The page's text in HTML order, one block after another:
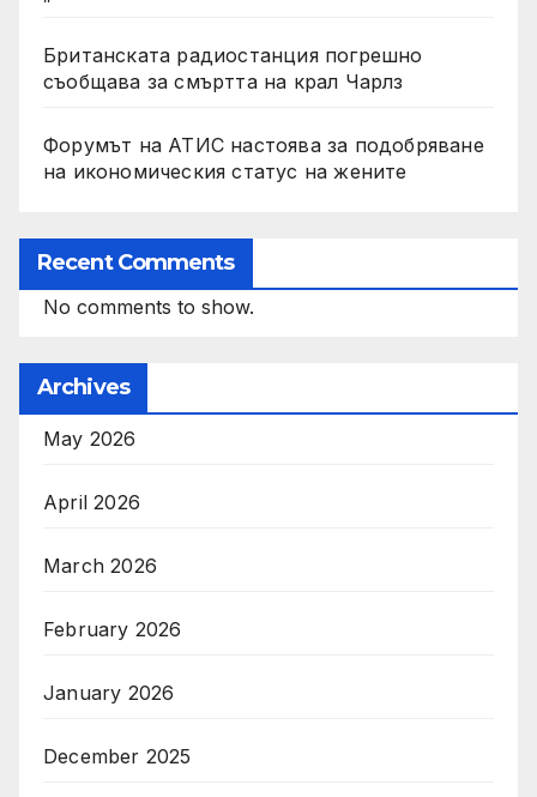
Британската радиостанция погрешно
съобщава за смъртта на крал Чарлз
Форумът на АТИС настоява за подобряване
на икономическия статус на жените
Recent Comments
No comments to show.
Archives
May 2026
April 2026
March 2026
February 2026
January 2026
December 2025